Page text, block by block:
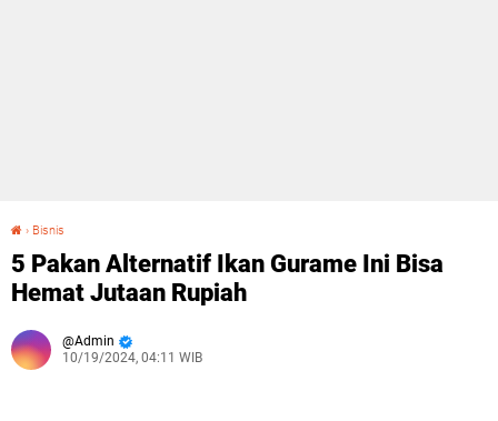
› Bisnis
5 Pakan Alternatif Ikan Gurame Ini Bisa
Hemat Jutaan Rupiah
Admin
10/19/2024, 04:11 WIB